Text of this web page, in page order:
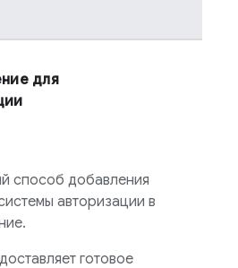
для
способ добавления
авторизации в
готовое